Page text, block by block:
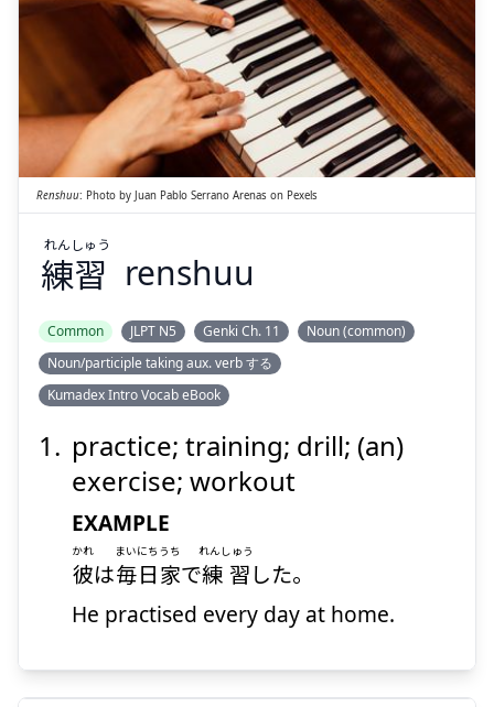
練
習
れん
しゅう
Renshuu: Photo by Juan Pablo Serrano Arenas on Pexels
練習
れん しゅう
renshuu
Common JLPT N5 Genki Ch. 11
Noun (common)
Noun/participle taking aux. verb する
Kumadex Intro Vocab eBook
practice; training; drill; (an)
exercise; workout
EXAMPLE
彼
かれ
は毎日
まいにち
家
うち
で練習
れんしゅう
した。
He practised every day at home.